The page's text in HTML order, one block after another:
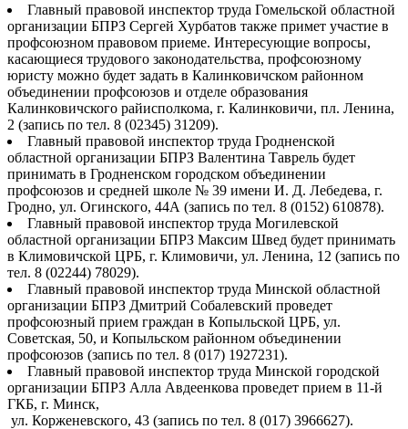
Главный правовой инспектор труда Гомельской областной
организации БПРЗ Сергей Хурбатов также примет участие в
профсоюзном правовом приеме. Интересующие вопросы,
касающиеся трудового законодательства, профсоюзному
юристу можно будет задать в Калинковичском районном
объединении профсоюзов и отделе образования
Калинковичского райисполкома, г. Калинковичи, пл. Ленина,
2 (запись по тел. 8 (02345) 31209).
Главный правовой инспектор труда Гродненской
областной организации БПРЗ Валентина Таврель будет
принимать в Гродненском городском объединении
профсоюзов и средней школе № 39 имени И. Д. Лебедева, г.
Гродно, ул. Огинского, 44А (запись по тел. 8 (0152) 610878).
Главный правовой инспектор труда Могилевской
областной организации БПРЗ Максим Швед будет принимать
в Климовичской ЦРБ, г. Климовичи, ул. Ленина, 12 (запись по
тел. 8 (02244) 78029).
Главный правовой инспектор труда Минской областной
организации БПРЗ Дмитрий Собалевский проведет
профсоюзный прием граждан в Копыльской ЦРБ, ул.
Советская, 50, и Копыльском районном объединении
профсоюзов (запись по тел. 8 (017) 1927231).
Главный правовой инспектор труда Минской городской
организации БПРЗ Алла Авдеенкова проведет прием в 11-й
ГКБ, г. Минск,
ул. Корженевского, 43 (запись по тел. 8 (017) 3966627).